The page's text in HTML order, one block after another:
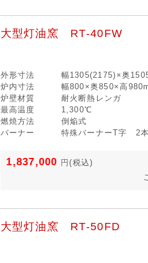
大型灯油窯 RT-40FW
外形寸法
幅1305(2175)×奥
炉内寸法
幅800×奥850×高
炉壁材質
耐火断熱レンガ
最高温度
1,300℃
燃焼方法
倒焔式
バーナー
特殊バーナーT字 2本
1,837,000 円(税込)
大型灯油窯 RT-50FD